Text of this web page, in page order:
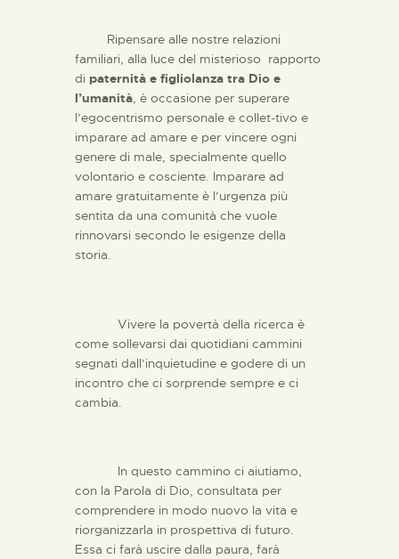
Ripensare alle nostre relazioni
familiari, alla luce del misterioso rapporto
di paternità e figliolanza tra Dio e
l’umanità, è occasione per superare
l’egocentrismo personale e collet-tivo e
imparare ad amare e per vincere ogni
genere di male, specialmente quello
volontario e cosciente. Imparare ad
amare gratuitamente è l’urgenza più
sentita da una comunità che vuole
rinnovarsi secondo le esigenze della
storia.
Vivere la povertà della ricerca è
come sollevarsi dai quotidiani cammini
segnati dall’inquietudine e godere di un
incontro che ci sorprende sempre e ci
cambia.
In questo cammino ci aiutiamo,
con la Parola di Dio, consultata per
comprendere in modo nuovo la vita e
riorganizzarla in prospettiva di futuro.
Essa ci farà uscire dalla paura, farà